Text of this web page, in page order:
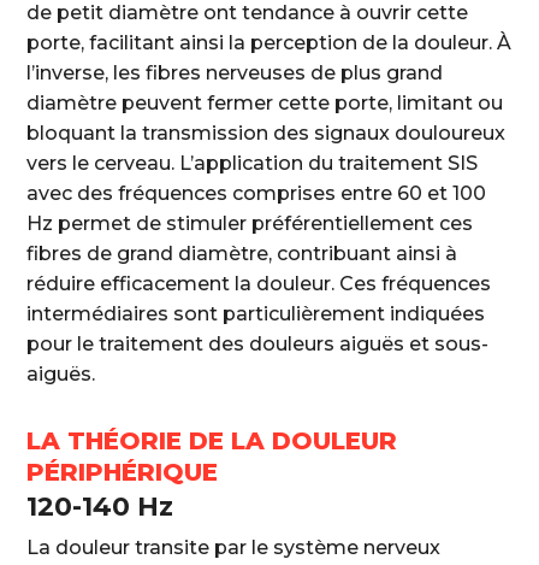
de petit diamètre ont tendance à ouvrir cette
porte, facilitant ainsi la perception de la douleur. À
l’inverse, les fibres nerveuses de plus grand
diamètre peuvent fermer cette porte, limitant ou
bloquant la transmission des signaux douloureux
vers le cerveau. L’application du traitement SIS
avec des fréquences comprises entre 60 et 100
Hz permet de stimuler préférentiellement ces
fibres de grand diamètre, contribuant ainsi à
réduire efficacement la douleur. Ces fréquences
intermédiaires sont particulièrement indiquées
pour le traitement des douleurs aiguës et sous-
aiguës.
LA THÉORIE DE LA DOULEUR
PÉRIPHÉRIQUE
120-140 Hz
La douleur transite par le système nerveux